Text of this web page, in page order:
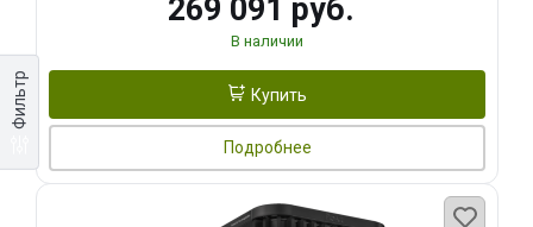
Фильтр
269 091 руб.
В наличии
Купить
Подробнее